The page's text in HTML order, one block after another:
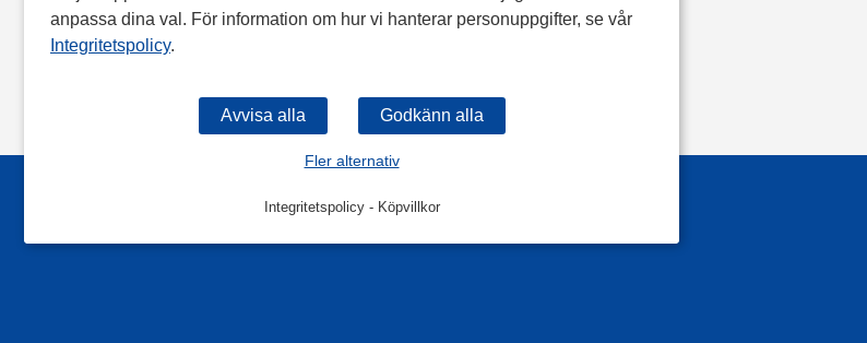
anpassa dina val. För information om hur vi hanterar personuppgifter, se vår
Integritetspolicy.
Fler alternativ
Integritetspolicy- Köpvillkor